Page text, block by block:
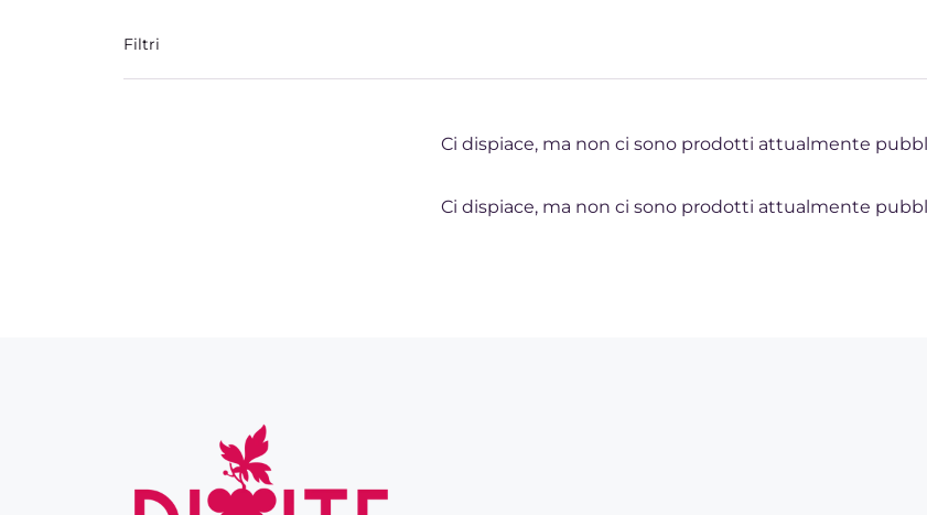
Filtri
Ci dispiace, ma non ci sono prodotti attualmente
Ci dispiace, ma non ci sono prodotti attualmente